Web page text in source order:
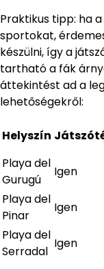
Praktikus tipp: ha
sportokat,
készülni, így a
tartható a fák
áttekintést ad a
lehetőségekről:
Helyszín
Playa del
Gurugú
Igen
Playa del
Pinar
Igen
Playa del
Serradal
Igen